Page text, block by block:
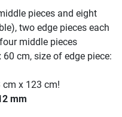
pieces and eight
two edge pieces each
middle pieces
cm, size of edge piece:
x 123 cm!
mm